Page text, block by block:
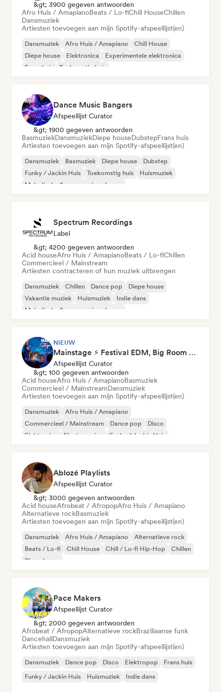
&gt; 3900 gegeven antwoorden
Afro Huis / AmapianoBeats / Lo-fiChill HouseChillen
Dansmuziek
Artiesten toevoegen aan mijn Spotify-afspeellijst(en)
Dansmuziek Afro Huis / Amapiano
Chill House
Diepe house
Elektronica
Experimentele elektronica
Frans huis
Toekomstig huis
Dance Music Bangers
Afspeellijst Curator
&gt; 1900 gegeven antwoorden
BasmuziekDansmuziekDiepe houseDubstepFrans huis
Artiesten toevoegen aan mijn Spotify-afspeellijst(en)
Dansmuziek Basmuziek Diepe house
Dubstep
Funky / Jackin Huis
Toekomstig huis
Huismuziek
Melodische & progressieve house
Spectrum Recordings
Label
&gt; 4200 gegeven antwoorden
Acid houseAfro Huis / AmapianoBeats / Lo-fiChillen
Commercieel / Mainstream
Artiesten contracteren of hun muziek uitbrengen
Dansmuziek Chillen Dance pop
Diepe house
Vakantie muziek
Huismuziek
Indie dans
Melodische & progressieve house
NIEUW
Mainstage ⚡ Festival EDM, Big Room & House Anthems
Afspeellijst Curator
&gt; 100 gegeven antwoorden
Acid houseAfro Huis / AmapianoBasmuziek
Commercieel / MainstreamDansmuziek
Artiesten toevoegen aan mijn Spotify-afspeellijst(en)
Dansmuziek
Afro Huis / Amapiano
Commercieel / Mainstream
Dance pop
Disco
Elektronica
Electro swing Funky / Jackin Huis
Ablozé Playlists
Afspeellijst Curator
&gt; 3000 gegeven antwoorden
Acid houseAfrobeat / AfropopAfro Huis / Amapiano
Alternatieve rockBasmuziek
Artiesten toevoegen aan mijn Spotify-afspeellijst(en)
Dansmuziek Afro Huis / Amapiano
Alternatieve rock
Beats / Lo-fi
Chill House Chill / Lo-fi Hip-Hop
Chillen
Diepe house
Pace Makers
Afspeellijst Curator
&gt; 2000 gegeven antwoorden
Afrobeat / AfropopAlternatieve rockBraziliaanse funk
DancehallDansmuziek
Artiesten toevoegen aan mijn Spotify-afspeellijst(en)
Dansmuziek Dance pop Disco Elektropop
Frans huis
Funky / Jackin Huis
Huismuziek Indie dans